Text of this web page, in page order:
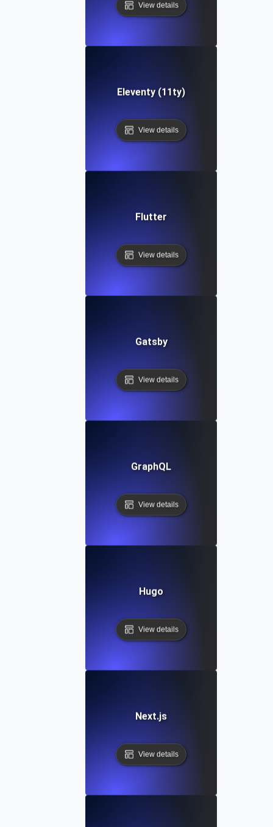
View details
Eleventy (11ty)
View details
Flutter
View details
Gatsby
View details
GraphQL
View details
Hugo
View details
Next.js
View details